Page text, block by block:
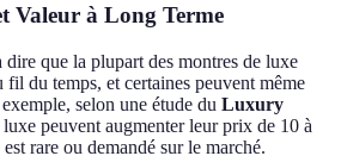
Valeur à Long Terme
dire que la plupart des montres de luxe
du temps, et certaines peuvent même
selon une étude du Luxury
luxe peuvent augmenter leur prix de 10 à
rare ou demandé sur le marché.